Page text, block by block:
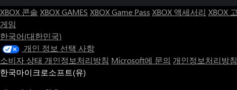
XBOX 콘솔 XBOX GAMES XBOX Game Pass XBOX 액세서리 XBOX
게임
한국어(대한민국)
개인 정보 선택 사항
소비자 상태 개인정보처리방침 Microsoft에 문의 개인정보처리방
한국마이크로소프트(유)